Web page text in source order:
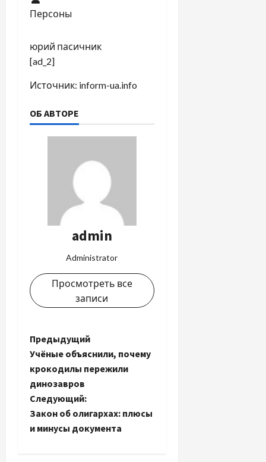
Персоны
юрий пасичник
[ad_2]
Источник: inform-ua.info
ОБ АВТОРЕ
admin
Administrator
Просмотреть все
записи
Н
а
в
и
Предыдущий
Учёные объяснили, почему
крокодилы пережили
динозавров
Следующий:
Закон об олигархах: плюсы
и минусы документа